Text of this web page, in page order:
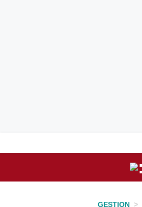
Perú
GESTION >